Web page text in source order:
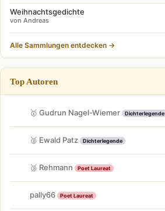
Weihnachtsgedichte
von Andreas
Alle Sammlungen entdecken →
Top Autoren
🥇 Gudrun Nagel-Wiemer Dichterlegende
🥈 Ewald Patz Dichterlegende
🥉 Rehmann Poet Laureat
pally66 Poet Laureat